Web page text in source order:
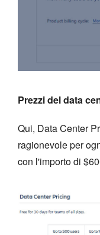
Prezzi del data
Qui, Data Center
ragionevole per
con l'importo di